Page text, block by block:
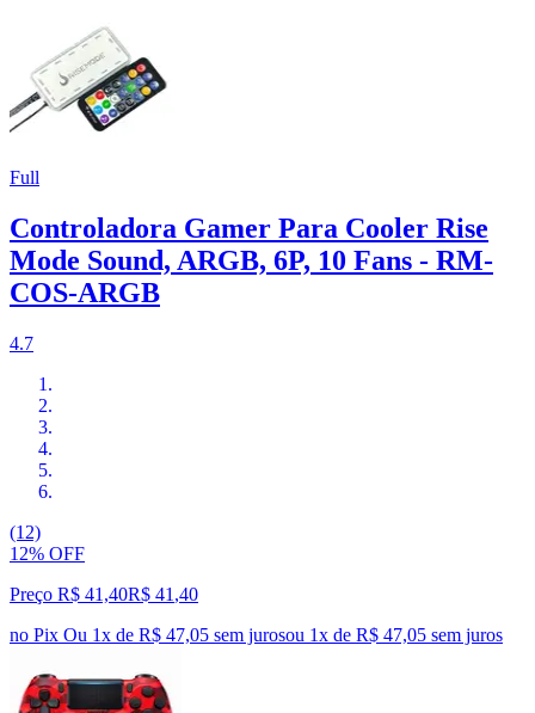
Full
Controladora Gamer Para Cooler Rise
Mode Sound, ARGB, 6P, 10 Fans - RM-
COS-ARGB
4.7
(12)
12% OFF
Preço R$ 41,40R$ 41 ,40
no Pix Ou 1x de R$ 47,05 sem jurosou 1x de R$ 47,05 sem juros